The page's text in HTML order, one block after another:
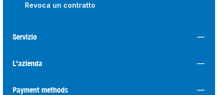
Revoca un contratto
Servizio
L'azienda
Payment methods